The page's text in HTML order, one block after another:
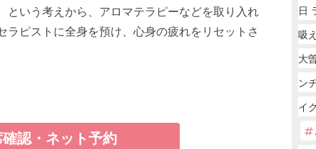
という考えから、アロマテラピーなどを取り入れ
ピストに全身を預け、心身の疲れをリセットさ
認・ネット予約
日
吸
大
ン
イ